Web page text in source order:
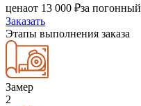
ценаот 13 000 ₽за
Заказать
Этапы выполнения заказа
Замер
2